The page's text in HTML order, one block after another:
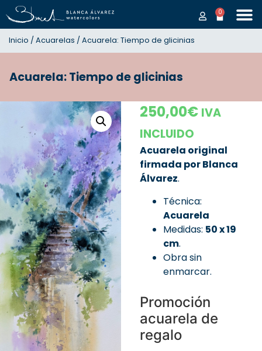
0
Inicio / Acuarelas / Acuarela: Tiempo de glicinias
Acuarela: Tiempo de glicinias
250,00€ IVA
INCLUIDO
Acuarela original
firmada por Blanca
Álvarez.
Técnica:
Acuarela
Medidas: 50x 19
cm.
Obra sin
enmarcar.
Promoción
acuarela de
regalo